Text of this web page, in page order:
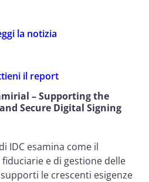
la notizia
il report
– Supporting the
Secure Digital Signing
IDC esamina come il
e di gestione delle
le crescenti esigenze